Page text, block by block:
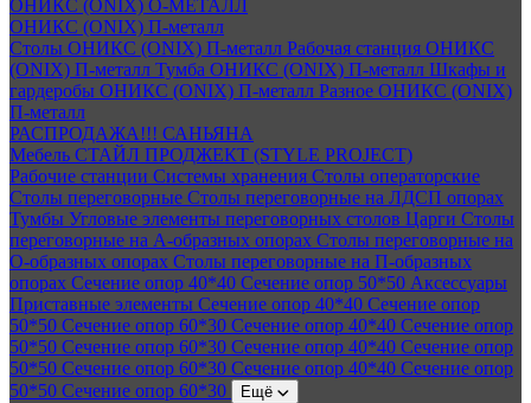
ОНИКС (ONIX) O-МЕТАЛЛ
ОНИКС (ONIX) П-металл
Столы ОНИКС (ONIX) П-металл Рабочая станция ОНИКС
(ONIX) П-металл Тумба ОНИКС (ONIX) П-металл Шкафы и
гардеробы ОНИКС (ONIX) П-металл Разное ОНИКС (ONIX)
П-металл
РАСПРОДАЖА!!! САНЬЯНА
Мебель СТАЙЛ ПРОДЖЕКТ (STYLE PROJECT)
Рабочие станции Системы хранения Столы операторские
Столы переговорные Столы переговорные на ЛДСП опорах
Тумбы Угловые элементы переговорных столов Царги Столы
переговорные на А-образных опорах Столы переговорные на
О-образных опорах Столы переговорные на П-образных
опорах Сечение опор 40*40 Сечение опор 50*50 Аксессуары
Приставные элементы Сечение опор 40*40 Сечение опор
50*50 Сечение опор 60*30 Сечение опор 40*40 Сечение опор
50*50 Сечение опор 60*30 Сечение опор 40*40 Сечение опор
50*50 Сечение опор 60*30 Сечение опор 40*40 Сечение опор
50*50 Сечение опор 60*30 Ещё